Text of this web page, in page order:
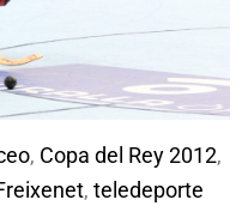
, Copa del Rey 2012,
, teledeporte